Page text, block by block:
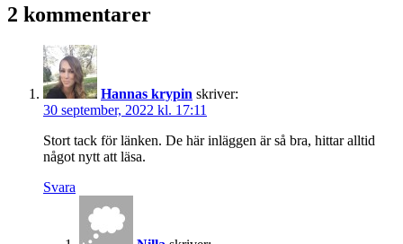
2 kommentarer
Hannas krypin skriver:
30 september, 2022 kl. 17:11
Stort tack för länken. De här inläggen är så bra, hittar alltid
något nytt att läsa.
Svara